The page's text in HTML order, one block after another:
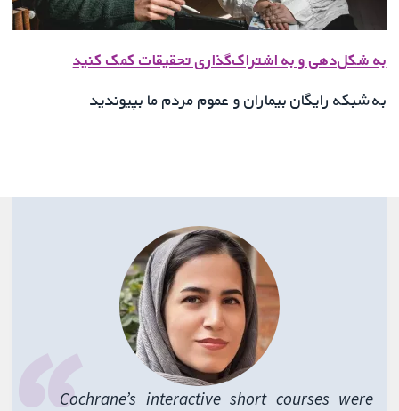
به شکل‌دهی و به اشتراک‌گذاری تحقیقات کمک کنید
به شبکه رایگان بیماران و عموم مردم ما بپیوندید
Cochrane’s interactive short courses were